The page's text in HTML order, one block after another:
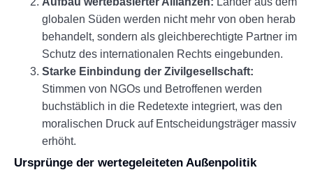
globalen Süden werden nicht mehr von oben herab
behandelt, sondern als gleichberechtigte Partner im
Schutz des internationalen Rechts eingebunden.
Starke Einbindung der Zivilgesellschaft:
Stimmen von NGOs und Betroffenen werden
buchstäblich in die Redetexte integriert, was den
moralischen Druck auf Entscheidungsträger massiv
erhöht.
Ursprünge der wertegeleiteten Außenpolitik